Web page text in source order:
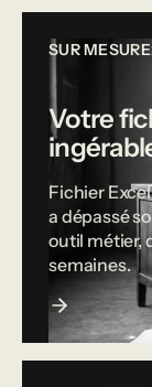
SUR MESURE
Votre
Fichier
a dépassé
outil métier,
semaines.